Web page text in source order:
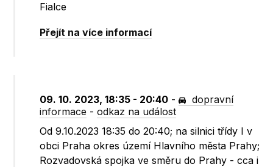
Fialce
Přejít na více informací
09. 10. 2023, 18:35 - 20:40 -
dopravní
informace -odkaz na událost
Od 9.10.2023 18:35 do 20:40; na silnici třídy I v
obci Praha okres území Hlavního města Prahy;
Rozvadovská spojka ve směru do Prahy - cca i